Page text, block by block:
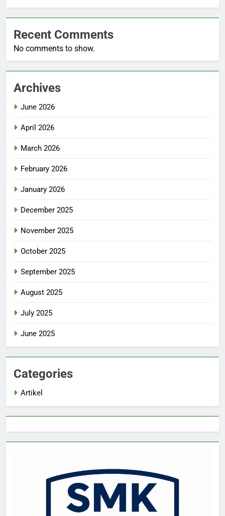
Recent Comments
No comments to show.
Archives
June 2026
April 2026
March 2026
February 2026
January 2026
December 2025
November 2025
October 2025
September 2025
August 2025
July 2025
June 2025
Categories
Artikel